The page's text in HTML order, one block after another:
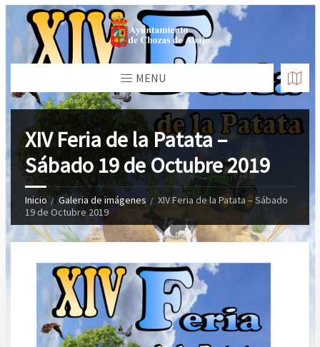
MENU
XIV Feria de la Patata –
Sábado 19 de Octubre 2019
Inicio Galeria de imágenes
XIV Feria de la Patata – Sábado
19 de Octubre 2019